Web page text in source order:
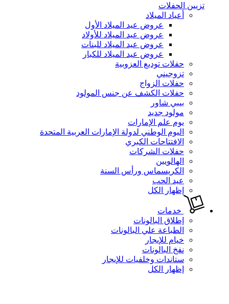
تزيين الحفلات
أعياد الميلاد
عروض عيد الميلاد الأول
عروض عيد الميلاد للأولاد
عروض عيد الميلاد للبنات
عروض عيد الميلاد للكبار
حفلات توديع العزوبية
تزوجيني
حفلات الزواج
حفلات الكشف عن جنس المولود
بيبي شاور
مولود جديد
يوم علم الإمارات
اليوم الوطني لدولة الإمارات العربية المتحدة
الافتتاحات الكبري
حفلات الشركات
الهالويين
الكريسماس ورأس السنة
عيد الحب
إظهار الكل
خدمات
إطلاق البالونات
الطباعة علي البالونات
خيام للإيجار
نفخ البالونات
ستاندات وخلفيات للإيجار
إظهار الكل